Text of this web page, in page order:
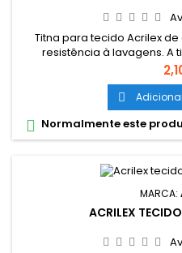
Titna para tecido Acrilex
resistência à lavagens. A
cobertura e sua fixção é a
são miscíveis entre si.
aplicada com pincel,
algodão sem goma (não

 Normalmente este
MARCA:
ACRILEX